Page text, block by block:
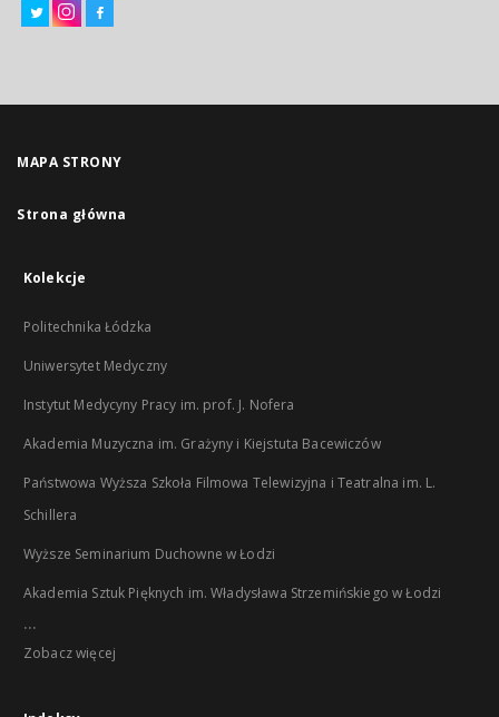
MAPA STRONY
Strona główna
Kolekcje
Politechnika Łódzka
Uniwersytet Medyczny
Instytut Medycyny Pracy im. prof. J. Nofera
Akademia Muzyczna im. Grażyny i Kiejstuta Bacewiczów
Państwowa Wyższa Szkoła Filmowa Telewizyjna i Teatralna im. L.
Schillera
Wyższe Seminarium Duchowne w Łodzi
Akademia Sztuk Pięknych im. Władysława Strzemińskiego w Łodzi
...
Zobacz więcej